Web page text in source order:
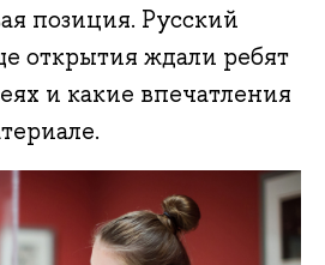
позиция. Русский
открытия ждали ребят
и какие впечатления